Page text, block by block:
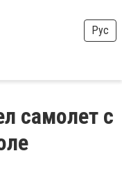
Рус
самолет с